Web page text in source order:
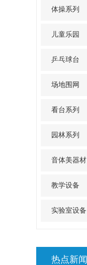
体操系列
儿童乐园
乒乓球台
场地围网
看台系列
园林系列
音体美器材
教学设备
实验室设备
热点新闻